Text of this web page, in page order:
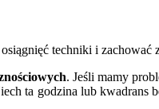
techniki i zachować
. Jeśli mamy
ta godzina lub kwadrans